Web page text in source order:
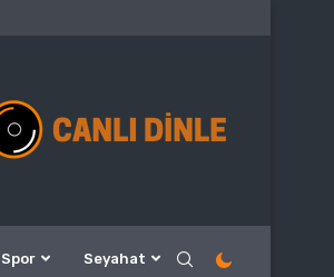
Spor Seyahat